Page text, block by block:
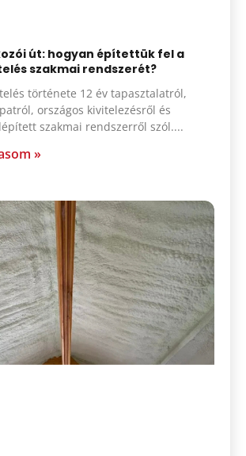
út: hogyan építettük fel a
szakmai rendszerét?
története 12 év tapasztalatról,
országos kivitelezésről és
szakmai rendszerről szól.
»